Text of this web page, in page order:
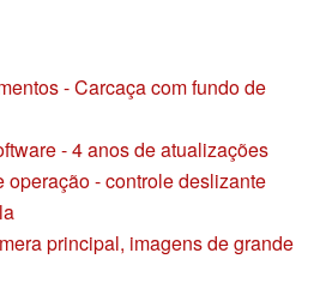
- Carcaça com fundo de
- 4 anos de atualizações
operação - controle deslizante
principal, imagens de grande